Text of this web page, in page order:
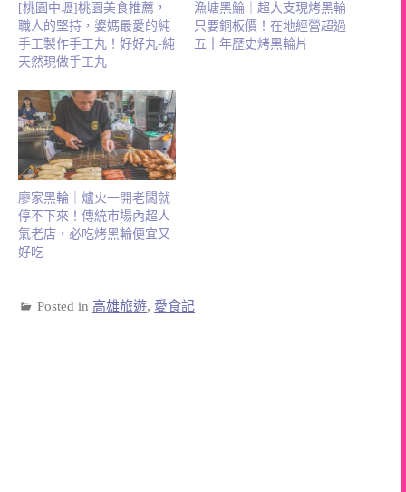
[桃園中壢]桃園美食推薦，
職人的堅持，婆媽最愛的純
手工製作手工丸！好好丸-純
天然現做手工丸
漁塘黑鯩｜超大支現烤黑輪
只要銅板價！在地經營超過
五十年歷史烤黑輪片
廖家黑輪｜爐火一開老闆就
停不下來！傳統市場內超人
氣老店，必吃烤黑輪便宜又
好吃
Posted in 高雄旅遊, 愛食記